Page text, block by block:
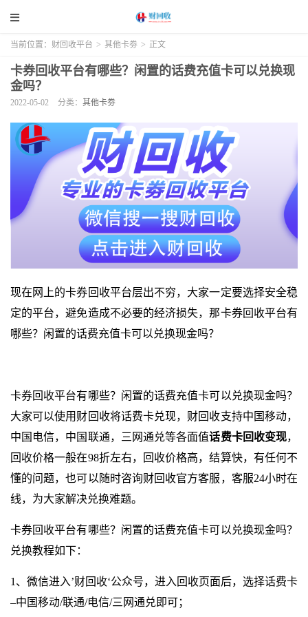
当前位置： 财回收平台 > 其他卡劵 > 正文
卡券回收平台有哪些？闲置的话费充值卡可以兑换现
金吗？
2022-05-02 分类： 其他卡劵
现在网上的卡券回收平台层出不穷，大家一定要选择安全稳
定的平台，避免造成不必要的经济损失，那卡券回收平台有
哪些？闲置的话费充值卡可以兑换现金吗？
卡券回收平台有哪些？闲置的话费充值卡可以兑换现金吗？
大家可以使用财回收将话费卡兑现，财回收支持中国移动，
中国电信，中国联通，三网通兑等各面值话费卡回收变现，
回收价格一般在98折左右，回收价格高，结算快，有任何不
懂的问题，也可以随时咨询财回收官方客服，客服24小时在
线，为大家解决兑换难题。
卡券回收平台有哪些？闲置的话费充值卡可以兑换现金吗？
兑换教程如下：
1、微信进入’财回收‘公众号，进入回收页面后，选择话费卡
–中国移动/联通/电信/三网通兑即可；